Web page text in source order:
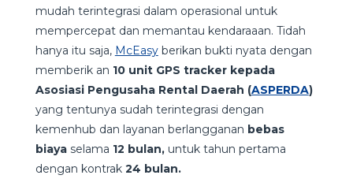
mudah terintegrasi dalam operasional untuk
mempercepat dan memantau kendaraaan. Tidah
hanya itu saja, McEasyberikan bukti nyata dengan
memberik an 10 unit GPS tracker kepada
Asosiasi Pengusaha Rental Daerah (ASPERDA)
yang tentunya sudah terintegrasi dengan
kemenhub dan layanan berlangganan bebas
biaya selama 12 bulan, untuk tahun pertama
dengan kontrak 24 bulan.